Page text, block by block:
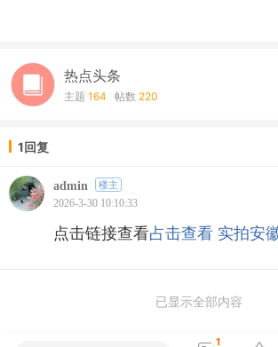
热点头条
主题 164 帖数 220
1回复
admin 楼主
2026-3-30 10:10:33
点击链接查看占击查看 实拍安
已显示全部内容
1